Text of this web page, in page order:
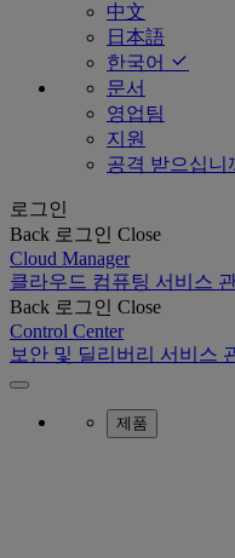
中文
日本語
한국어
문서
영업팀
지원
공격 받으십니
로그인
Back 로그인 Close
Cloud Manager
클라우드 컴퓨팅 서비스
Back 로그인 Close
Control Center
보안 및 딜리버리 서비스
제품